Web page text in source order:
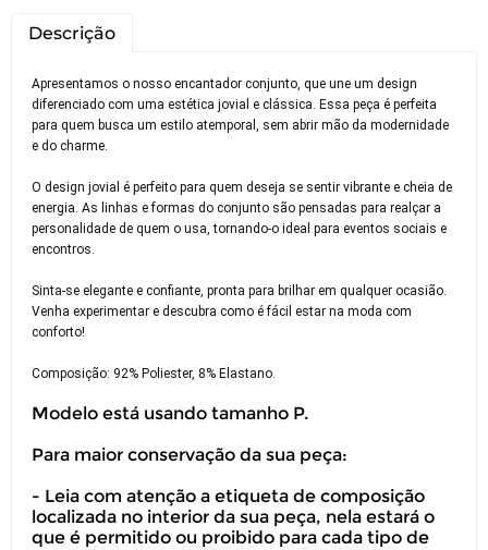
Descrição
Apresentamos o nosso encantador conjunto, que une um design
diferenciado com uma estética jovial e clássica. Essa peça é perfeita
para quem busca um estilo atemporal, sem abrir mão da modernidade
e do charme.
O design jovial é perfeito para quem deseja se sentir vibrante e cheia de
energia. As linhas e formas do conjunto são pensadas para realçar a
personalidade de quem o usa, tornando-o ideal para eventos sociais e
encontros.
Sinta-se elegante e confiante, pronta para brilhar em qualquer ocasião.
Venha experimentar e descubra como é fácil estar na moda com
conforto!
Composição: 92% Poliester, 8% Elastano.
Modelo está usando tamanho P.
Para maior conservação da sua peça:
- Leia com atenção a etiqueta de composição
localizada no interior da sua peça, nela estará o
que é permitido ou proibido para cada tipo de